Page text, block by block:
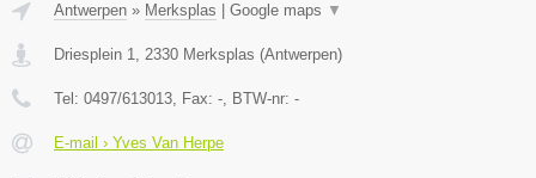
Antwerpen » Merksplas Google maps ▼
Driesplein 1, 2330 Merksplas (Antwerpen)
Tel: 0497/613013, Fax: -, BTW-nr: -
E-mail › Yves Van Herpe